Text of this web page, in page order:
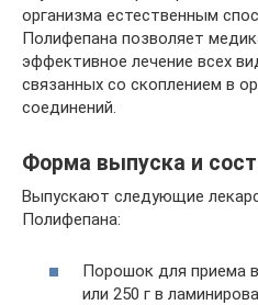
организма естественным
Полифепана позволяет
эффективное лечение всех
связанных со скоплением в
соединений.
Форма выпуска и
Выпускают следующие
Полифепана:
Порошок для приема
или 250 г в